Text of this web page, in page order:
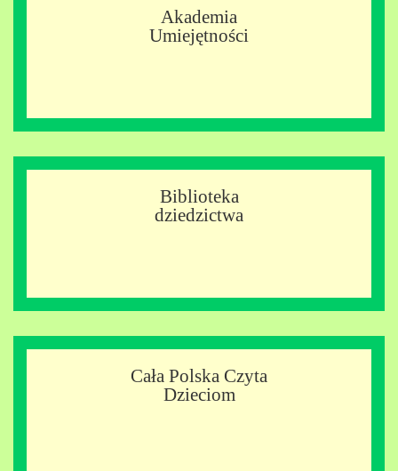
Akademia
Umiejętności
Biblioteka
dziedzictwa
Cała Polska Czyta
Dzieciom